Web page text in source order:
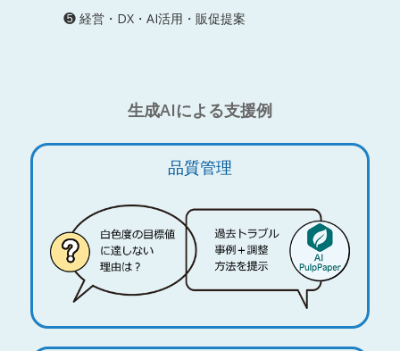
❺ 経営・DX・AI活用・販促提案
生成AIによる支援例
品質管理